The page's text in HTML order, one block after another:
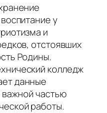
у
и
отстоявших
Родины.
колледж
данные
важной частью
работы.